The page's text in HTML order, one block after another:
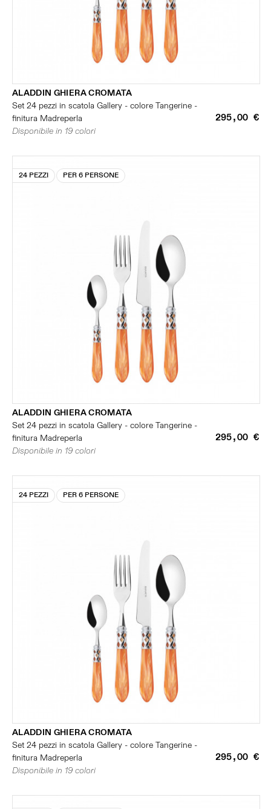
ALADDIN GHIERA CROMATA
Set 24 pezzi in scatola Gallery - colore Tangerine -
finitura Madreperla
295,00 €
Disponibile in 19 colori
24 PEZZI PER 6 PERSONE
ALADDIN GHIERA CROMATA
Set 24 pezzi in scatola Gallery - colore Tangerine -
finitura Madreperla
295,00 €
Disponibile in 19 colori
24 PEZZI PER 6 PERSONE
ALADDIN GHIERA CROMATA
Set 24 pezzi in scatola Gallery - colore Tangerine -
finitura Madreperla
295,00 €
Disponibile in 19 colori